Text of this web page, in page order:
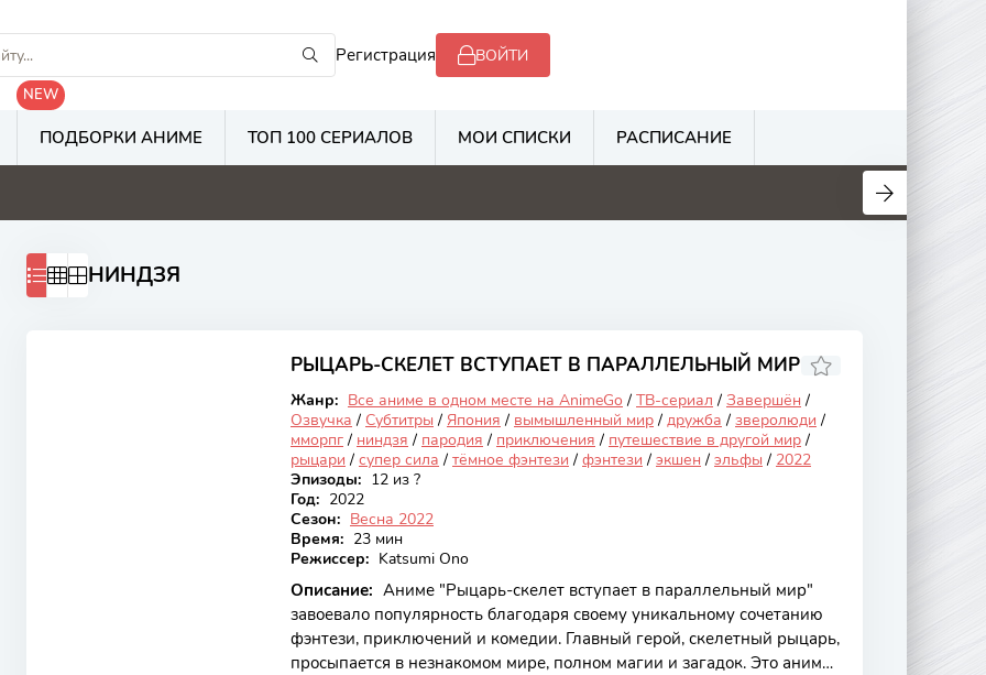
Регистрация ВОЙТИ
NEW
ПОДБОРКИ АНИМЕ ТОП 100 СЕРИАЛОВ МОИ СПИСКИ РАСПИСАНИЕ
НИНДЗЯ
РЫЦАРЬ-СКЕЛЕТ ВСТУПАЕТ В ПАРАЛЛЕЛЬНЫЙ МИР
Жанр: Все аниме в одном месте на AnimeGo / ТВ-сериал / Завершён /
Озвучка / Субтитры / Япония / вымышленный мир / дружба / зверолюди /
мморпг / ниндзя / пародия / приключения / путешествие в другой мир /
рыцари / супер сила / тёмное фэнтези / фэнтези / экшен / эльфы / 2022
Эпизоды: 12 из ?
Год: 2022
Сезон: Весна 2022
Время: 23 мин
Режиссер: Katsumi Ono
Описание: Аниме "Рыцарь-скелет вступает в параллельный мир"
завоевало популярность благодаря своему уникальному сочетанию
фэнтези, приключений и комедии. Главный герой, скелетный рыцарь,
просыпается в незнакомом мире, полном магии и загадок. Это аниме